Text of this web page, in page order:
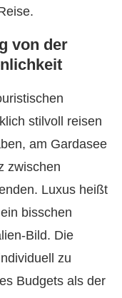
von der
stilvoll reisen
am Gardasee
zwischen
Luxus heißt
bisschen
Bild. Die
zu
Budgets als der